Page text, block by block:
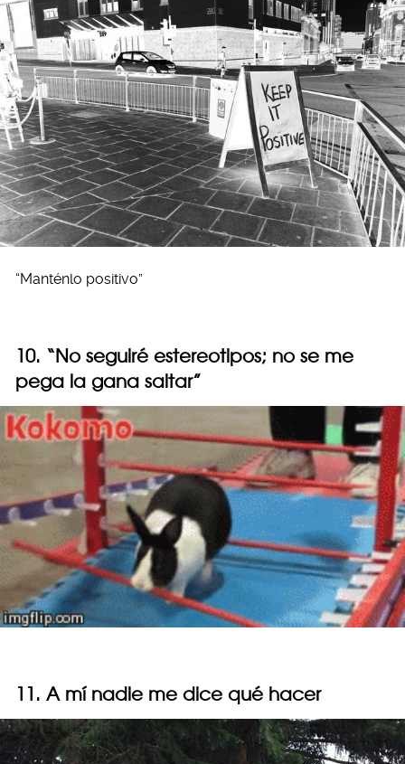
“Manténlo positivo”
10. “No seguiré estereotipos; no se me
pega la gana saltar”
11. A mí nadie me dice qué hacer